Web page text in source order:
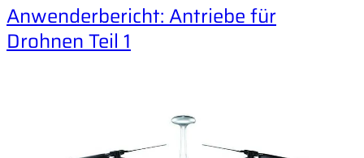
Anwenderbericht: Antriebe für
Drohnen Teil 1